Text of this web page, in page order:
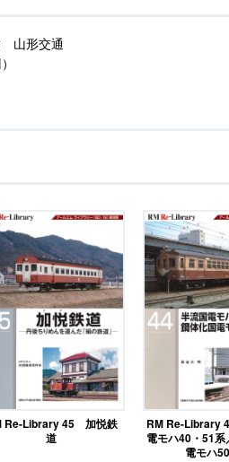
山形交通
Re-Library 45 加悦鉄
道
RM Re-Library
電モハ40・51系
電モハ